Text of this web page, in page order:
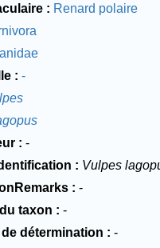
Renard polaire
-
-
Vulpes
-
taxon
-
de détermination
-